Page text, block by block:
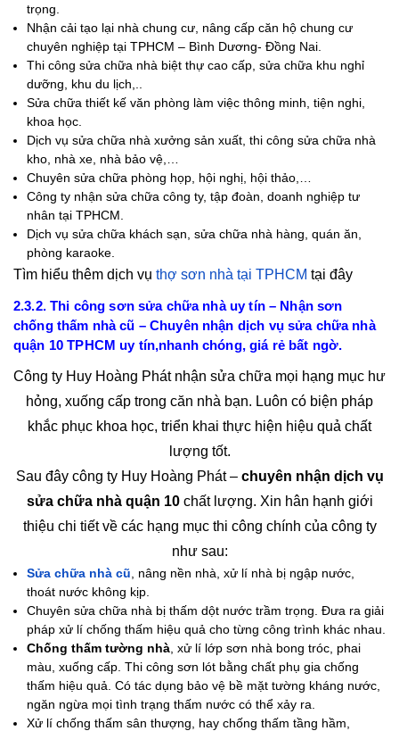
trọng.
Nhận cải tạo lại nhà chung cư, nâng cấp căn hộ chung cư
chuyên nghiệp tại TPHCM – Bình Dương- Đồng Nai.
Thi công sửa chữa nhà biệt thự cao cấp, sửa chữa khu nghỉ
dưỡng, khu du lịch,..
Sửa chữa thiết kế văn phòng làm việc thông minh, tiện nghi,
khoa học.
Dịch vụ sửa chữa nhà xưởng sản xuất, thi công sửa chữa nhà
kho, nhà xe, nhà bảo vệ,…
Chuyên sửa chữa phòng họp, hội nghị, hội thảo,…
Công ty nhận sửa chữa công ty, tập đoàn, doanh nghiệp tư
nhân tại TPHCM.
Dịch vụ sửa chữa khách sạn, sửa chữa nhà hàng, quán ăn,
phòng karaoke.
Tìm hiểu thêm dịch vụ thợ sơn nhà tại TPHCM tại đây
2.3.2. Thi công sơn sửa chữa nhà uy tín – Nhận sơn
chống thấm nhà cũ – Chuyên nhận dịch vụ sửa chữa nhà
quận 10 TPHCM uy tín,nhanh chóng, giá rẻ bất ngờ.
Công ty Huy Hoàng Phát nhận sửa chữa mọi hạng mục hư
hỏng, xuống cấp trong căn nhà bạn. Luôn có biện pháp
khắc phục khoa học, triển khai thực hiện hiệu quả chất
lượng tốt.
Sau đây công ty Huy Hoàng Phát – chuyên nhận dịch vụ
sửa chữa nhà quận 10chất lượng. Xin hân hạnh giới
thiệu chi tiết về các hạng mục thi công chính của công ty
như sau:
Sửa chữa nhà cũ , nâng nền nhà, xử lí nhà bị ngập nước,
thoát nước không kịp.
Chuyên sửa chữa nhà bị thấm dột nước trầm trọng. Đưa ra giải
pháp xử lí chống thấm hiệu quả cho từng công trình khác nhau.
Chống thấm tường nhà , xử lí lớp sơn nhà bong tróc, phai
màu, xuống cấp. Thi công sơn lót bằng chất phụ gia chống
thấm hiệu quả. Có tác dụng bảo vệ bề mặt tường kháng nước,
ngăn ngừa mọi tình trạng thấm nước có thể xảy ra.
Xử lí chống thấm sân thượng, hay chống thấm tầng hầm,